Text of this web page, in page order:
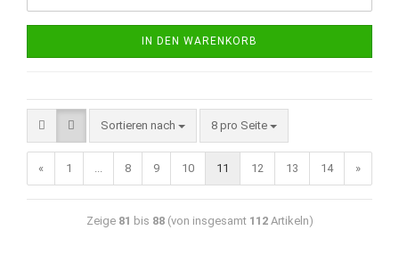
IN DEN WARENKORB
Sortieren nach 8 pro Seite
« 1 ... 8 9 10 11 12 13 14 »
Zeige 81 bis 88(von insgesamt 112Artikeln)